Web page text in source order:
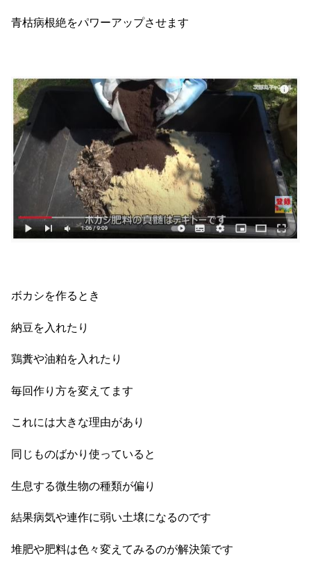
青枯病根絶をパワーアップさせます
ボカシを作るとき
納豆を入れたり
鶏糞や油粕を入れたり
毎回作り方を変えてます
これには大きな理由があり
同じものばかり使っていると
生息する微生物の種類が偏り
結果病気や連作に弱い土壌になるのです
堆肥や肥料は色々変えてみるのが解決策です